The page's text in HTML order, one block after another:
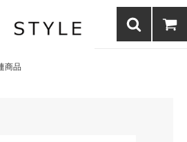
まつげパーマ・ボディジュエリーなどまつ
STYLE beauty shop
商品